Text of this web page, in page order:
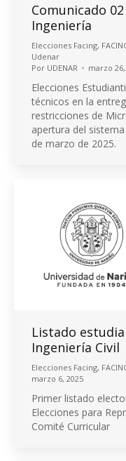
Comunicado
Ingeniería
Elecciones Facing,
Udenar
Por UDENAR marzo
Elecciones
técnicos en la
restricciones de
apertura del
de marzo de 2025.
Listado
Ingeniería Civil
Elecciones Facing,
marzo 6, 2025
Primer listado
Elecciones para
Comité Curricular